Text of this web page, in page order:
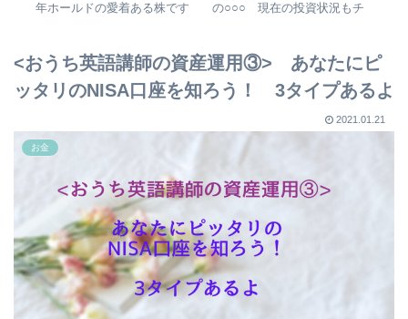
年ホールドの愛着ある株です
の○○○ 現在の投資状況もチ
<おうち英語講師の資産運用③> あなたにピ
ッタリのNISA口座を知ろう！ 3タイプあるよ
2021.01.21
お金